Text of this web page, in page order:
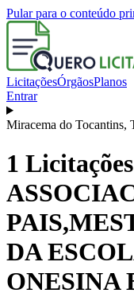
Pular para o conteúdo
LicitaçõesÓrgãosPlanos
Entrar
Miracema do Tocantins,
1
DA
ONESINA